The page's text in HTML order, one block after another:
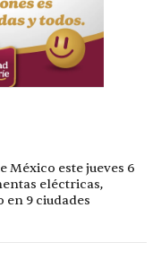
México este jueves 6
eléctricas,
9 ciudades